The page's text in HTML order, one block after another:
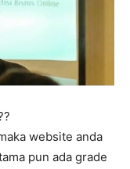
website anda
pun ada grade